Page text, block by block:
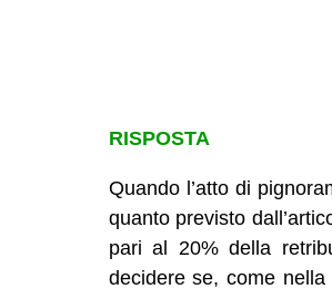
RISPOSTA
Quando l’atto di
quanto previsto
pari al 20% della
decidere se, come